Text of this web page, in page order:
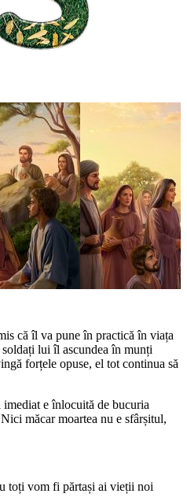
că îl va pune în practică în viața
lui îl ascundea în munți
forțele opuse, el tot continua să
e înlocuită de bucuria
măcar moartea nu e sfârșitul,
toți vom fi părtași ai vieții noi